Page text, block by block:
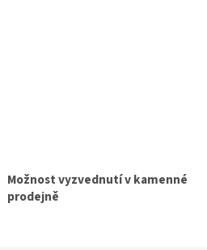
Možnost vyzvednutí v kamenné
prodejně